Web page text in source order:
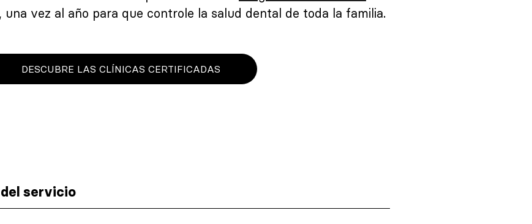
una vez al año para que controle la salud dental de toda la familia.
DESCUBRE LAS CLÍNICAS CERTIFICADAS
servicio